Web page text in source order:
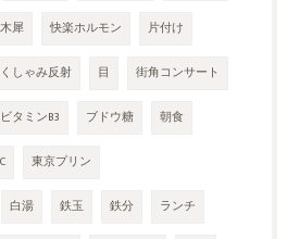
犀 快楽ホルモン 片付け
しゃみ反射 目 街角コンサート
ビタミンB3 ブドウ糖 朝食
東京プリン
白湯 鉄玉 鉄分 ランチ